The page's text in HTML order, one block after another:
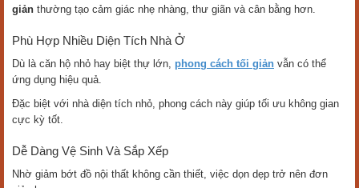
giản thường tạo cảm giác nhẹ nhàng, thư giãn và cân bằng hơn.
Phù Hợp Nhiều Diện Tích Nhà Ở
Dù là căn hộ nhỏ hay biệt thự lớn, phong cách tối giản vẫn có thể
ứng dụng hiệu quả.
Đặc biệt với nhà diện tích nhỏ, phong cách này giúp tối ưu không gian
cực kỳ tốt.
Dễ Dàng Vệ Sinh Và Sắp Xếp
Nhờ giảm bớt đồ nội thất không cần thiết, việc dọn dẹp trở nên đơn